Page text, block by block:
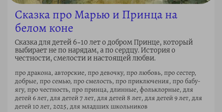
Сказка про Марью и Принца на
белом коне
Сказка для детей 6–10 лет о добром Принце, который
выбирает не по нарядам, а по сердцу. История о
честности, смелости и настоящей любви.
про дракона, авторские, про девочку, про любовь, про сестер,
добрые, про семью, про смелость, про приключения, про бабу-
ягу, про честность, про принца, длинные, фольклорные, для
детей 6 лет, для детей 7 лет, для детей 8 лет, для детей 9 лет, для
детей 10 лет, 2025, для младших школьников